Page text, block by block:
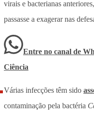
virais e bacterianas
passasse a exagerar nas
Entre no canal de
Ciência
Várias infecções têm sido
contaminação pela bactéria